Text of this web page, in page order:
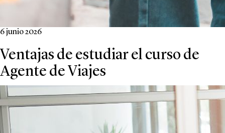
6 junio 2026
Ventajas de estudiar el curso de
Agente de Viajes